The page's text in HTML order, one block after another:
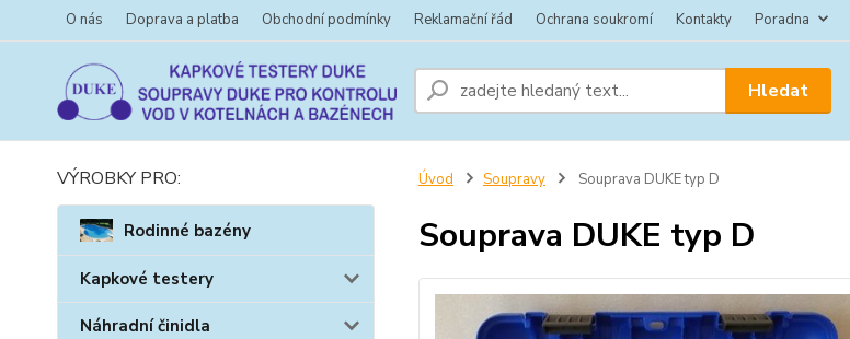
O nás Doprava a platba Obchodní podmínky Reklamační řád Ochrana soukromí Kontakty Poradna
Hledat
VÝROBKY PRO:
Rodinné bazény
Kapkové testery
Náhradní činidla
Úvod Soupravy Souprava DUKE typ D
Souprava DUKE typ D